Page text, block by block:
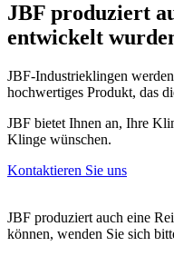
JBF produziert
entwickelt
JBF-Industrieklingen
hochwertiges Produkt, das
JBF bietet Ihnen an, Ihre
Klinge wünschen.
Kontaktieren Sie uns
JBF produziert auch eine
können, wenden Sie sich